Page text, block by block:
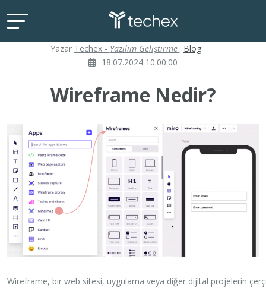
Yazar Techex - Yazılım Geliştirme Blog
18.07.2024 10:00:00
Wireframe Nedir?
Wireframe, bir web sitesi, uygulama veya diğer dijital projelerin